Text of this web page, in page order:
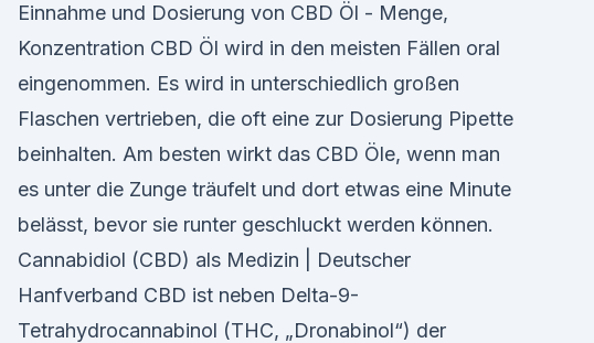
Einnahme und Dosierung von CBD Öl - Menge,
Konzentration CBD Öl wird in den meisten Fällen oral
eingenommen. Es wird in unterschiedlich großen
Flaschen vertrieben, die oft eine zur Dosierung Pipette
beinhalten. Am besten wirkt das CBD Öle, wenn man
es unter die Zunge träufelt und dort etwas eine Minute
belässt, bevor sie runter geschluckt werden können.
Cannabidiol (CBD) als Medizin | Deutscher
Hanfverband CBD ist neben Delta-9-
Tetrahydrocannabinol (THC, „Dronabinol“) der